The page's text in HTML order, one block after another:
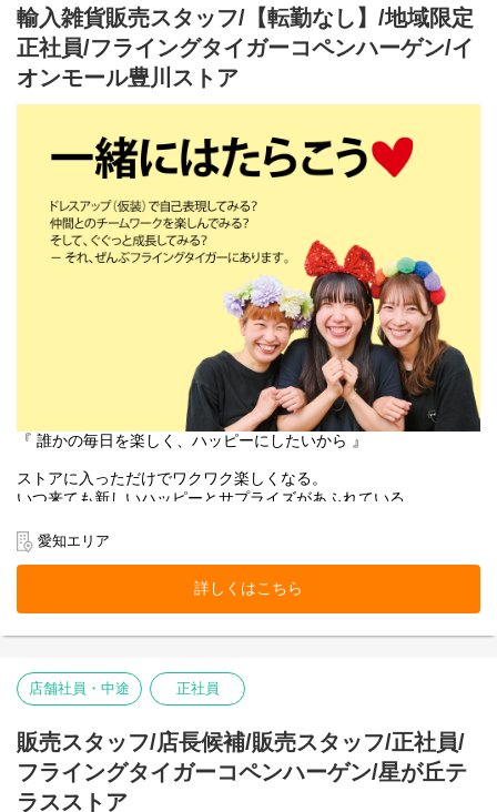
フライング タイガー コペンハーゲンの店内は、カテゴリー別にい
くつかのエリアに分かれています。
各エリアの責任者がカテゴリーマネージャーと呼ばれる社員で
す。
入社後は、まずカテゴリーマネージャーを目指していただきま
す。
本店所在地及び本社・営業本部：
輸入雑貨販売スタッフ/【転勤なし】/地域限定
正社員/フライングタイガーコペンハーゲン/イ
オンモール豊川ストア
『 誰かの毎日を楽しく、ハッピーにしたいから 』
ストアに入っただけでワクワク楽しくなる。
いつ来ても新しいハッピーとサプライズがあふれている。
働くスタッフ自身がブランドのファンで、商品を愛しているか
ら。
そして売り場づくりを伸び伸び楽しめるカルチャーがあるから。
お客様だけでなく、スタッフも自然に笑顔になれるのが
Flying Tiger Copenhagenという場所です。
イオンモール豊川ストアで、私たちのチームの一員になりません
か。
■お店の雰囲気はブログでご覧いただけます！
https://blog.jp.flyingtiger.com/brand/flying-tiger-
copenhagen/shop/nagoyasakae
愛知エリア
詳しくはこちら
店舗社員・中途 正社員
販売スタッフ/店長候補/販売スタッフ/正社員/
フライングタイガーコペンハーゲン/星が丘テ
ラスストア